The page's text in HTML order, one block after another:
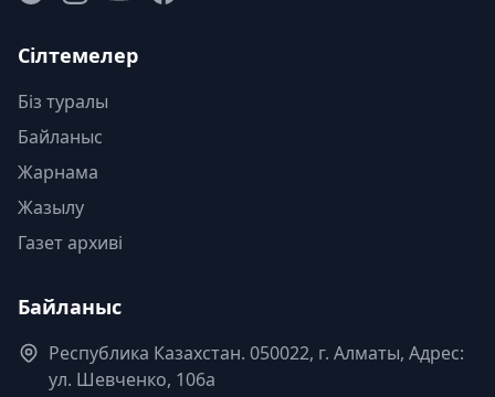
Сілтемелер
Біз туралы
Байланыс
Жарнама
Жазылу
Газет архиві
Байланыс
Республика Казахстан. 050022, г. Алматы, Адрес:
ул. Шевченко, 106а